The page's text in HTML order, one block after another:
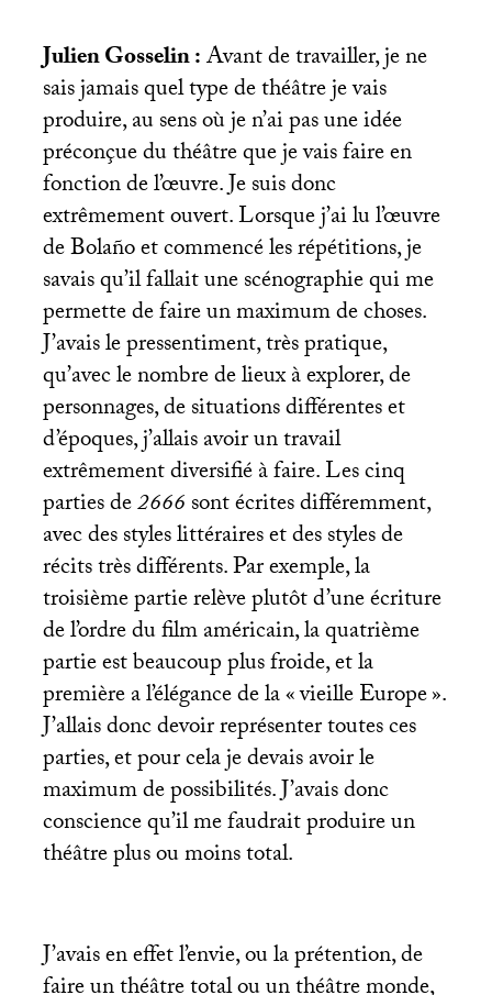
Julien Gosselin :Avant de travailler, je ne
sais jamais quel type de théâtre je vais
produire, au sens où je n’ai pas une idée
préconçue du théâtre que je vais faire en
fonction de l’œuvre. Je suis donc
extrêmement ouvert. Lorsque j’ai lu l’œuvre
de Bolaño et commencé les répétitions, je
savais qu’il fallait une scénographie qui me
permette de faire un maximum de choses.
J’avais le pressentiment, très pratique,
qu’avec le nombre de lieux à explorer, de
personnages, de situations différentes et
d’époques, j’allais avoir un travail
extrêmement diversifié à faire. Les cinq
parties de2666sont écrites différemment,
avec des styles littéraires et des styles de
récits très différents. Par exemple, la
troisième partie relève plutôt d’une écriture
de l’ordre du film américain, la quatrième
partie est beaucoup plus froide, et la
première a l’élégance de la «vieille Europe».
J’allais donc devoir représenter toutes ces
parties, et pour cela je devais avoir le
maximum de possibilités. J’avais donc
conscience qu’il me faudrait produire un
théâtre plus ou moins total.
J’avais en effet l’envie, ou la prétention, de